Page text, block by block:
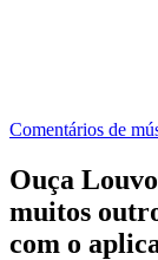
Comentários de
Ouça
muitos
com o